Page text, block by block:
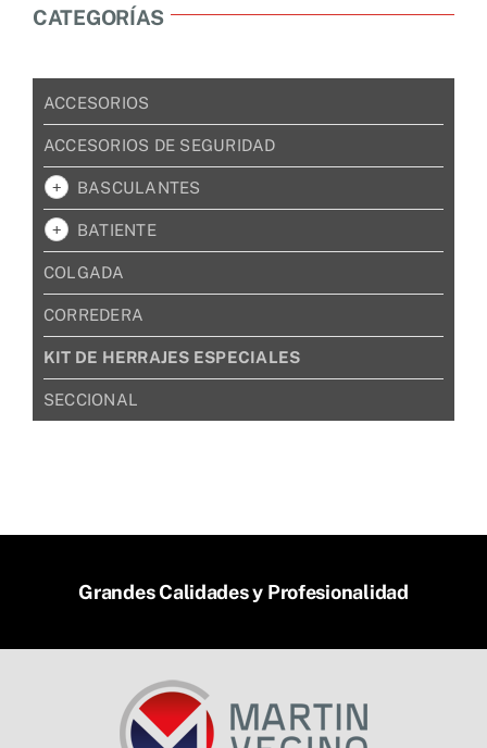
CATEGORÍAS
ACCESORIOS
ACCESORIOS DE SEGURIDAD
BASCULANTES
BATIENTE
COLGADA
CORREDERA
KIT DE HERRAJES ESPECIALES
SECCIONAL
Grandes Calidades y Profesionalidad